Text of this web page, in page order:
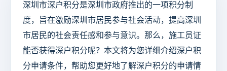
深圳市深户积分是深圳市政府推出的一项积分制
度，旨在激励深圳市居民参与社会活动，提高深圳
市居民的社会责任感和参与意识。那么，施工员证
能否获得深户积分呢？本文将为您详细介绍深户积
分申请条件，帮助您更好地了解深户积分的申请情